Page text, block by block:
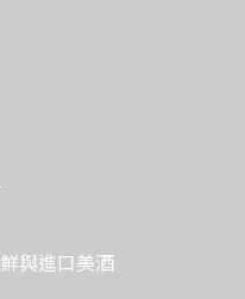
與進口美酒